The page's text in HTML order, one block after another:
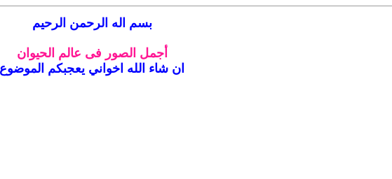
بسم اله الرحمن الرحيم
أجمل الصور فى عالم الحيوان
ان شاء الله اخواني يعجبكم الموضوع